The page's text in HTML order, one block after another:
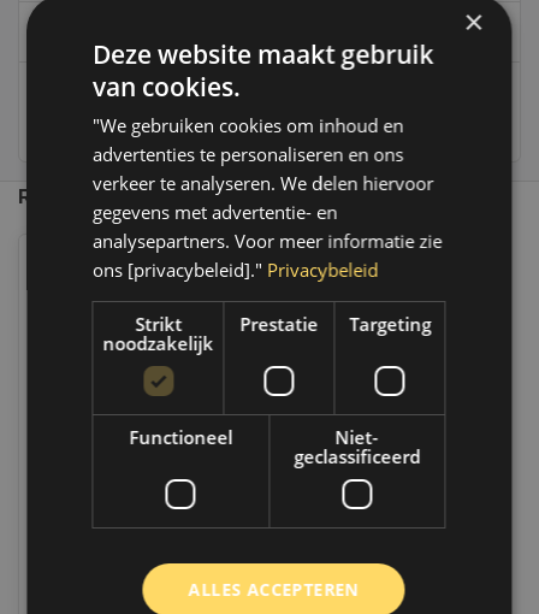
customers give us a 9,4 at
Recent bekeken
Riwax Autoshampoo | 1 Liter |
Op werkdagen voor 14.00 uur besteld,
dezelfde dag verzonden. Boven de 50,-
gratis verzending. (NL & BE)
×
Deze website maakt gebruik
van cookies.
"We gebruiken cookies om inhoud en
advertenties te personaliseren en ons
verkeer te analyseren. We delen hiervoor
gegevens met advertentie- en
analysepartners. Voor meer informatie zie
ons [privacybeleid]." Privacybeleid
Strikt
noodzakelijk
Prestatie Targeting
Functioneel
Niet-
geclassificeerd
ALLES ACCEPTEREN